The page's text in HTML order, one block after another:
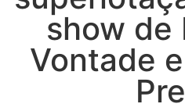
show de
Vontade